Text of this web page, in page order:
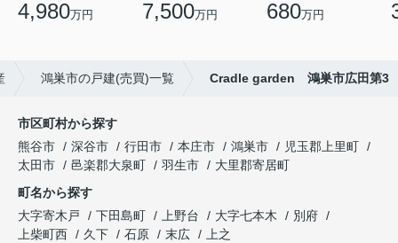
4,980万円 7,500万円 680万円
鴻巣市の戸建(売買)一覧 Cradle garden 鴻巣市広田第3
市区町村から探す
熊谷市
深谷市 行田市 本庄市 鴻巣市
児玉郡上里町
太田市
邑楽郡大泉町 羽生市
大里郡寄居町
町名から探す
大字寄木戸
下田島町 上野台 大字七本木
別府
上柴町西
久下 石原 末広
上之